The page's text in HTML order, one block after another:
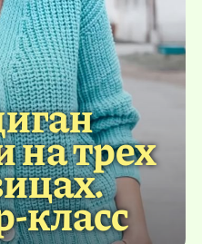
трех
класс